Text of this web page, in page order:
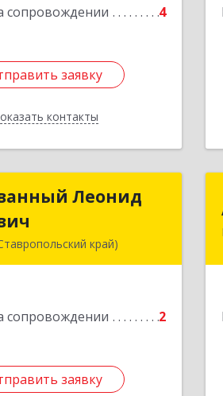
сопровождении 4
заявку
контакты
заявку
Назад
Леонид
край)
сопровождении 2
заявку
Леонид
заявку